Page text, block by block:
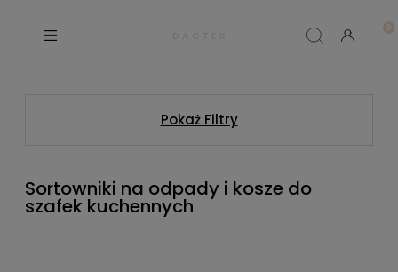
D A C T E R
Pokaż Filtry
Sortowniki na odpady i kosze do
szafek kuchennych